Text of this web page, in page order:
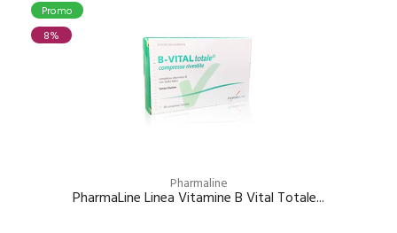
Promo
8%
Pharmaline
PharmaLine Linea Vitamine B Vital Totale...